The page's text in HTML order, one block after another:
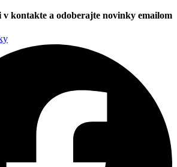
v kontakte a odoberajte novinky emailom